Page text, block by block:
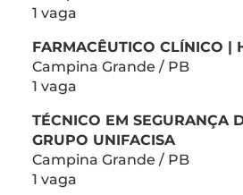
1 vaga
FARMACÊUTICO CLÍNICO |
Campina Grande / PB
1 vaga
TÉCNICO EM SEGURANÇA
GRUPO UNIFACISA
Campina Grande / PB
1 vaga